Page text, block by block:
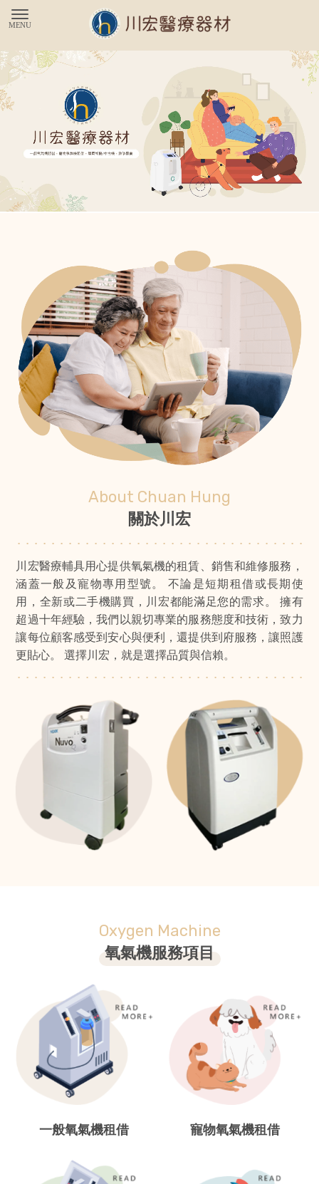
龍潭氧氣機
氧氣機買賣
桃園氧氣機買賣
About Chuan Hung
關於川宏
川宏醫療輔具用心提供氧氣機的租賃、銷售和維修服務，
涵蓋一般及寵物專用型號。 不論是短期租借或長期使
用，全新或二手機購買，川宏都能滿足您的需求。 擁有
超過十年經驗，我們以親切專業的服務態度和技術，致力
讓每位顧客感受到安心與便利，還提供到府服務，讓照護
更貼心。 選擇川宏，就是選擇品質與信賴。
Oxygen Machine
氧氣機服務項目
一般氧氣機租借 寵物氧氣機租借